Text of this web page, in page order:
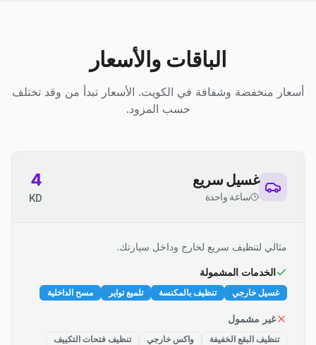
الباقات والأسعار
أسعار منخفضة وشفافة في الكويت. الأسعار تبدأ من وقد تختلف
حسب المزود.
غسيل سريع
ساعة واحدة
4
KD
مثالي لتنظيف سريع لخارج وداخل سيارتك.
الخدمات المشمولة
غسيل خارجي تنظيف بالمكنسة تلميع تواير مسح الداخلية
غير مشمول
تنظيف البقع الخفيفة واكس خارجي
تنظيف فتحات التكييف